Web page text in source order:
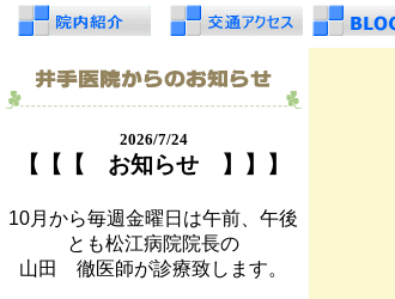
2026/7/24
【 【 【 お知らせ 】 】 】
10月から毎週金曜日は午前、午後
とも松江病院院長の
山田 徹医師が診療致します。